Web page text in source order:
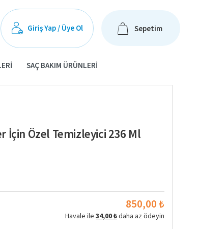
Giriş Yap / Üye Ol Sepetim
SAÇ BAKIM ÜRÜNLERI
İçin Özel Temizleyici 236 Ml
850,00 ₺
Havale ile 34,00 ₺daha az ödeyin